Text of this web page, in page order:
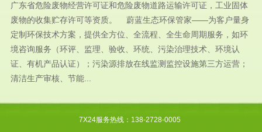
广东省危险废物经营许可证和危险废物道路运输许可证，工业固体
废物的收集贮存许可等资质。 蔚蓝生态环保管家——为客户量身
定制环保技术方案，提供全方位、全流程、全生命周期服务，如环
境咨询服务（环评、监理、验收、环统、污染治理技术、环境认
证、有机产品认证）；污染源排放在线监测监控设施第三方运营；
清洁生产审核、节能...
7X24服务热线：138-2728-0005